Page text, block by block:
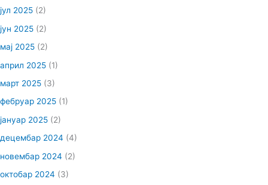
јул 2025 (2)
јун 2025 (2)
мај 2025 (2)
април 2025 (1)
март 2025 (3)
фебруар 2025 (1)
јануар 2025 (2)
децембар 2024 (4)
новембар 2024 (2)
октобар 2024 (3)